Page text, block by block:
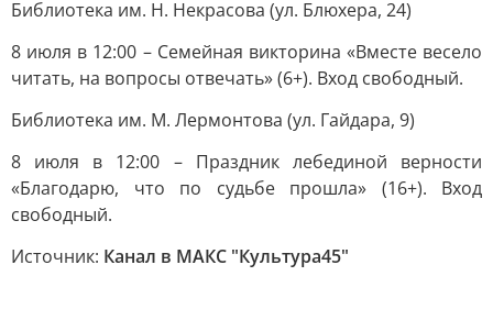
Библиотека им. Н. Некрасова (ул. Блюхера, 24)
8 июля в 12:00 – Семейная викторина «Вместе весело
читать, на вопросы отвечать» (6+). Вход свободный.
Библиотека им. М. Лермонтова (ул. Гайдара, 9)
8 июля в 12:00 – Праздник лебединой верности
«Благодарю, что по судьбе прошла» (16+). Вход
свободный.
Источник: Канал в МАКС "Культура45"